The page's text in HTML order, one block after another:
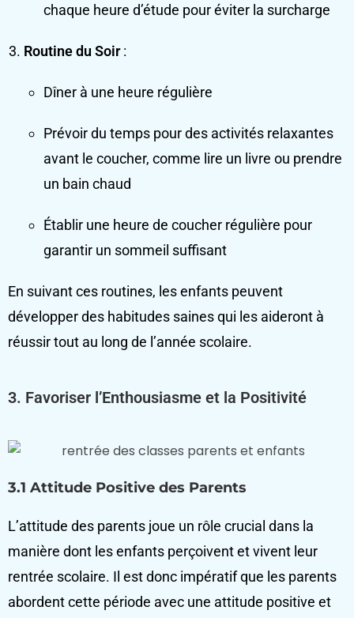
chaque heure d’étude pour éviter la surcharge
Routine du Soir:
Dîner à une heure régulière
Prévoir du temps pour des activités relaxantes
avant le coucher, comme lire un livre ou prendre
un bain chaud
Établir une heure de coucher régulière pour
garantir un sommeil suffisant
En suivant ces routines, les enfants peuvent
développer des habitudes saines qui les aideront à
réussir tout au long de l’année scolaire.
3. Favoriser l’Enthousiasme et la Positivité
3.1 Attitude Positive des Parents
L’attitude des parents joue un rôle crucial dans la
manière dont les enfants perçoivent et vivent leur
rentrée scolaire. Il est donc impératif que les parents
abordent cette période avec une attitude positive et